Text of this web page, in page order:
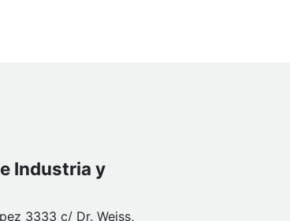
Industria y
3333 c/ Dr. Weiss,